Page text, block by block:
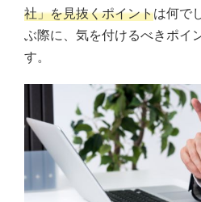
社」を見抜くポイントは何で
ぶ際に、気を付けるべきポイ
す。